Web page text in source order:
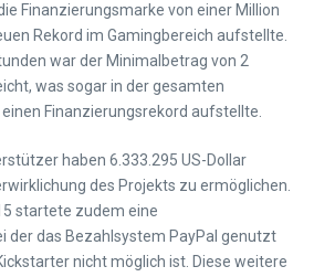
Finanzierungsmarke von einer Million
Rekord im Gamingbereich aufstellte.
war der Minimalbetrag von 2
was sogar in der gesamten
Finanzierungsrekord aufstellte.
haben 6.333.295 US-Dollar
des Projekts zu ermöglichen.
startete zudem eine
der das Bezahlsystem PayPal genutzt
nicht möglich ist. Diese weitere